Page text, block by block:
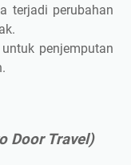
terjadi perubahan
penjemputan
Door Travel)